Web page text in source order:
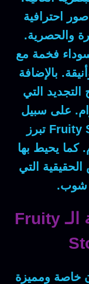
احترافية
والحصرية.
فخمة مع
بالإضافة
التي
على سبيل
Fruity تبرز
كما يحيط بها
التي
شوب.
نكهات مميزة تعزز تجربة الـ Fruity
خاصة ومميزة